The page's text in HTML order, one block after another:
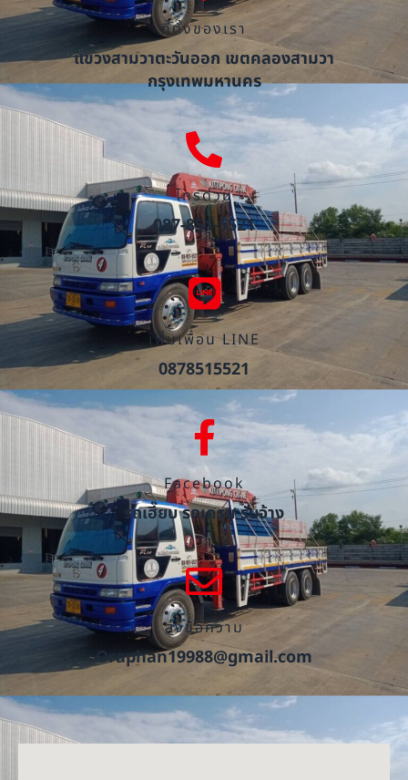
ที่ตั้งของเรา
แขวงสามวาตะวันออก เขตคลองสามวา
กรุงเทพมหานคร
โทรด่วน
087-851-5521
เพิ่มเพื่อน LINE
0878515521
Facebook
รถเฮี๊ยบ รถเครน รับจ้าง
ส่งข้อความ
Oraphan19988@gmail.com